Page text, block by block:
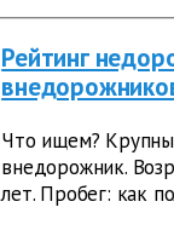
Рейтинг
Что ищем?
внедорожник.
лет. Пробег: как